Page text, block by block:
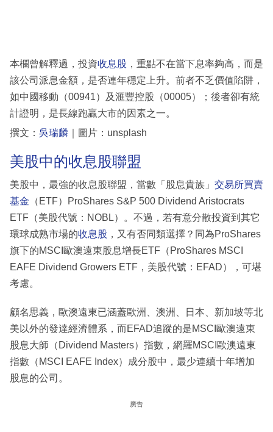
區
本欄曾解釋過，投資收息股 ，重點不在當下息率夠高，而是
該公司派息金額，是否連年穩定上升。前者不乏價值陷阱，
如中國移動（00941）及滙豐控股（00005）；後者卻有統
計證明，是長線跑贏大市的因素之一。
撰文： 吳瑞麟 ｜圖片：unsplash
美股中的收息股聯盟
美股中，最強的收息股聯盟，當數「股息貴族」 交易所買賣
基金 （ETF）ProShares S&P 500 Dividend Aristocrats
ETF（美股代號：NOBL）。不過，若有意分散投資到其它
環球成熟市場的收息股 ，又有否同類選擇？同為ProShares
旗下的MSCI歐澳遠東股息增長ETF（ProShares MSCI
EAFE Dividend Growers ETF，美股代號：EFAD），可堪
考慮。
顧名思義，歐澳遠東已涵蓋歐洲、澳洲、日本、新加坡等北
美以外的發達經濟體系，而EFAD追蹤的是MSCI歐澳遠東
股息大師（Dividend Masters）指數，網羅MSCI歐澳遠東
指數（MSCI EAFE Index）成分股中，最少連續十年增加
股息的公司。
廣告